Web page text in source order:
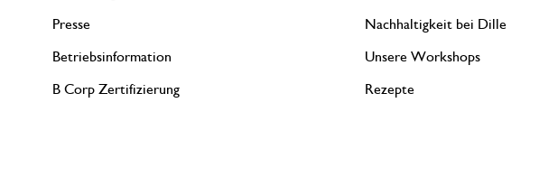
Presse
Betriebsinformation
B Corp Zertifizierung
Nachhaltigkeit bei Dille
Unsere Workshops
Rezepte